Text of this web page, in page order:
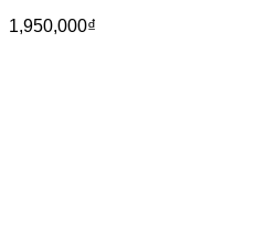
1,950,000₫